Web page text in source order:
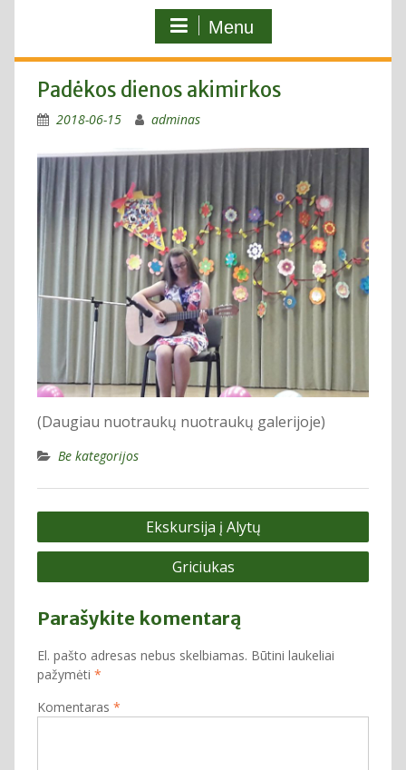
Menu
Padėkos dienos akimirkos
2018-06-15 adminas
(Daugiau nuotraukų nuotraukų galerijoje)
Be kategorijos
Navigacija
tarp
Ekskursija į Alytų
Griciukas
Parašykite komentarą
El. pašto adresas nebus skelbiamas. Būtini laukeliai
pažymėti *
Komentaras *